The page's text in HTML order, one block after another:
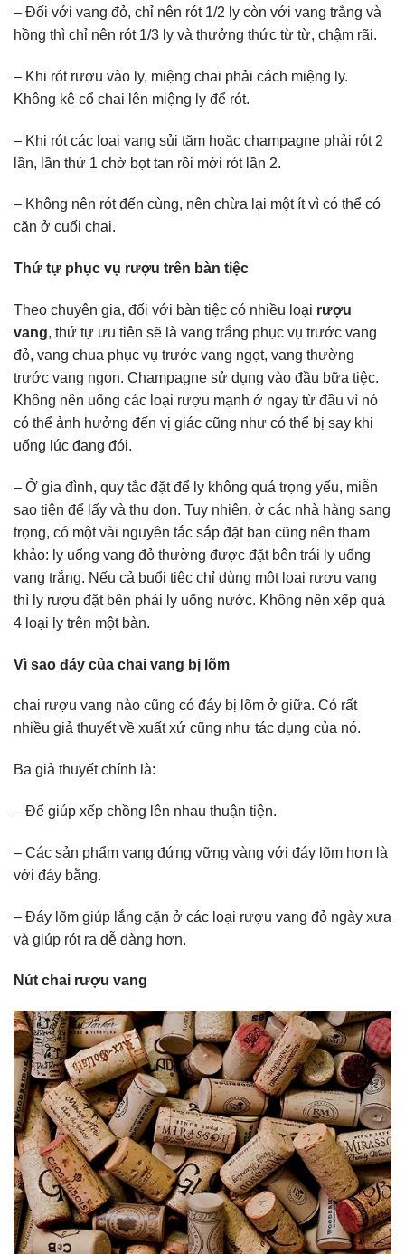
– Đối với vang đỏ, chỉ nên rót 1/2 ly còn với vang trắng và
hồng thì chỉ nên rót 1/3 ly và thưởng thức từ từ, chậm rãi.
– Khi rót rượu vào ly, miệng chai phải cách miệng ly.
Không kê cổ chai lên miệng ly để rót.
– Khi rót các loại vang sủi tăm hoặc champagne phải rót 2
lần, lần thứ 1 chờ bọt tan rồi mới rót lần 2.
– Không nên rót đến cùng, nên chừa lại một ít vì có thể có
cặn ở cuối chai.
Thứ tự phục vụ rượu trên bàn tiệc
Theo chuyên gia, đối với bàn tiệc có nhiều loại rượu
vang, thứ tự ưu tiên sẽ là vang trắng phục vụ trước vang
đỏ, vang chua phục vụ trước vang ngọt, vang thường
trước vang ngon. Champagne sử dụng vào đầu bữa tiệc.
Không nên uống các loại rượu mạnh ở ngay từ đầu vì nó
có thể ảnh hưởng đến vị giác cũng như có thể bị say khi
uống lúc đang đói.
– Ở gia đình, quy tắc đặt để ly không quá trọng yếu, miễn
sao tiện để lấy và thu dọn. Tuy nhiên, ở các nhà hàng sang
trọng, có một vài nguyên tắc sắp đặt bạn cũng nên tham
khảo: ly uống vang đỏ thường được đặt bên trái ly uống
vang trắng. Nếu cả buổi tiệc chỉ dùng một loại rượu vang
thì ly rượu đặt bên phải ly uống nước. Không nên xếp quá
4 loại ly trên một bàn.
Vì sao đáy của chai vang bị lõm
chai rượu vang nào cũng có đáy bị lõm ở giữa. Có rất
nhiều giả thuyết về xuất xứ cũng như tác dụng của nó.
Ba giả thuyết chính là:
– Để giúp xếp chồng lên nhau thuận tiện.
– Các sản phẩm vang đứng vững vàng với đáy lõm hơn là
với đáy bằng.
– Đáy lõm giúp lắng cặn ở các loại rượu vang đỏ ngày xưa
và giúp rót ra dễ dàng hơn.
Nút chai rượu vang